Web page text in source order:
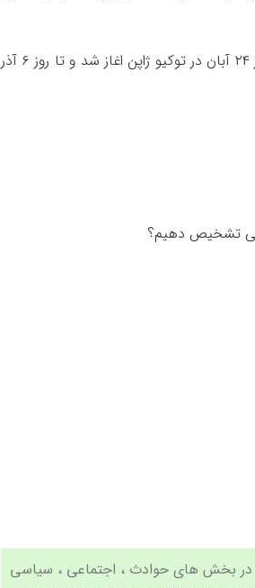
بیست و پنجمین دوره بازی های المپیک ناشنوایان از ۲۴ آبان در توکیو ژاپن اغاز شد و تا روز ۶ آذر
تشخیص دهیم؟
و مهم ترین رویدادهای ۲۴ ساعته در بخش های حوادث ، اجتماعی ، سیاسی